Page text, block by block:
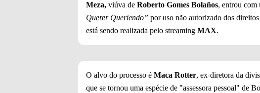
Meza, viúva de Roberto Gomes Bolaños, entrou com
Querer Queriendo” por uso não autorizado dos
está sendo realizada pelo streaming MAX.
O alvo do processo é Maca Rotter, ex-diretora da
que se tornou uma espécie de "assessora pessoal" de